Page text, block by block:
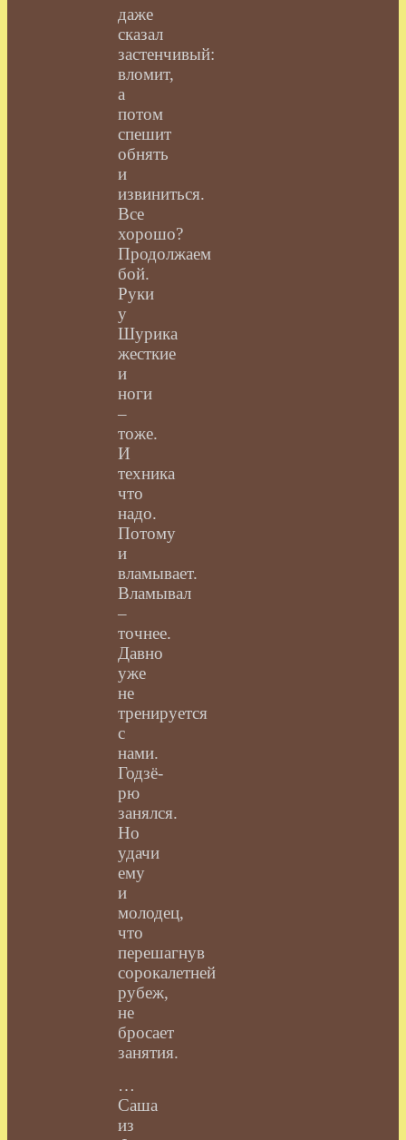
даже
сказал
застенчивый:
вломит,
а
потом
спешит
обнять
и
извиниться.
Все
хорошо?
Продолжаем
бой.
Руки
у
Шурика
жесткие
и
ноги
–
тоже.
И
техника
что
надо.
Потому
и
вламывает.
Вламывал
–
точнее.
Давно
уже
не
тренируется
с
нами.
Годзё-
рю
занялся.
Но
удачи
ему
и
молодец,
что
перешагнув
сорокалетней
рубеж,
не
бросает
занятия.
…
Саша
из